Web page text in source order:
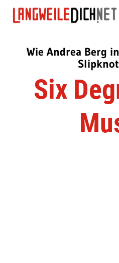
Wie Andrea Berg
Six